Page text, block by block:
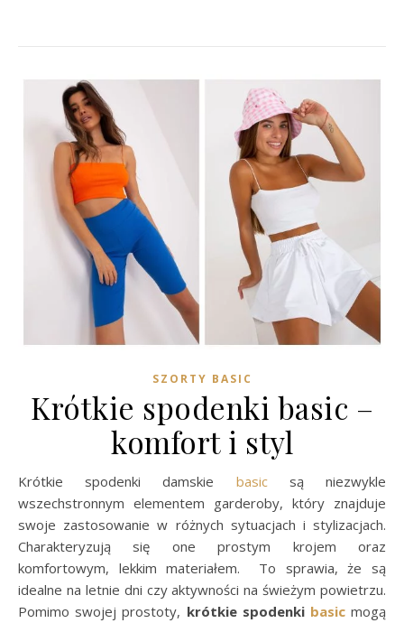
SZORTY BASIC
Krótkie spodenki basic –
komfort i styl
Krótkie spodenki damskie basicsą niezwykle
wszechstronnym elementem garderoby, który znajduje
swoje zastosowanie w różnych sytuacjach i stylizacjach.
Charakteryzują się one prostym krojem oraz
komfortowym, lekkim materiałem. To sprawia, że są
idealne na letnie dni czy aktywności na świeżym powietrzu.
Pomimo swojej prostoty, krótkie spodenki basicmogą